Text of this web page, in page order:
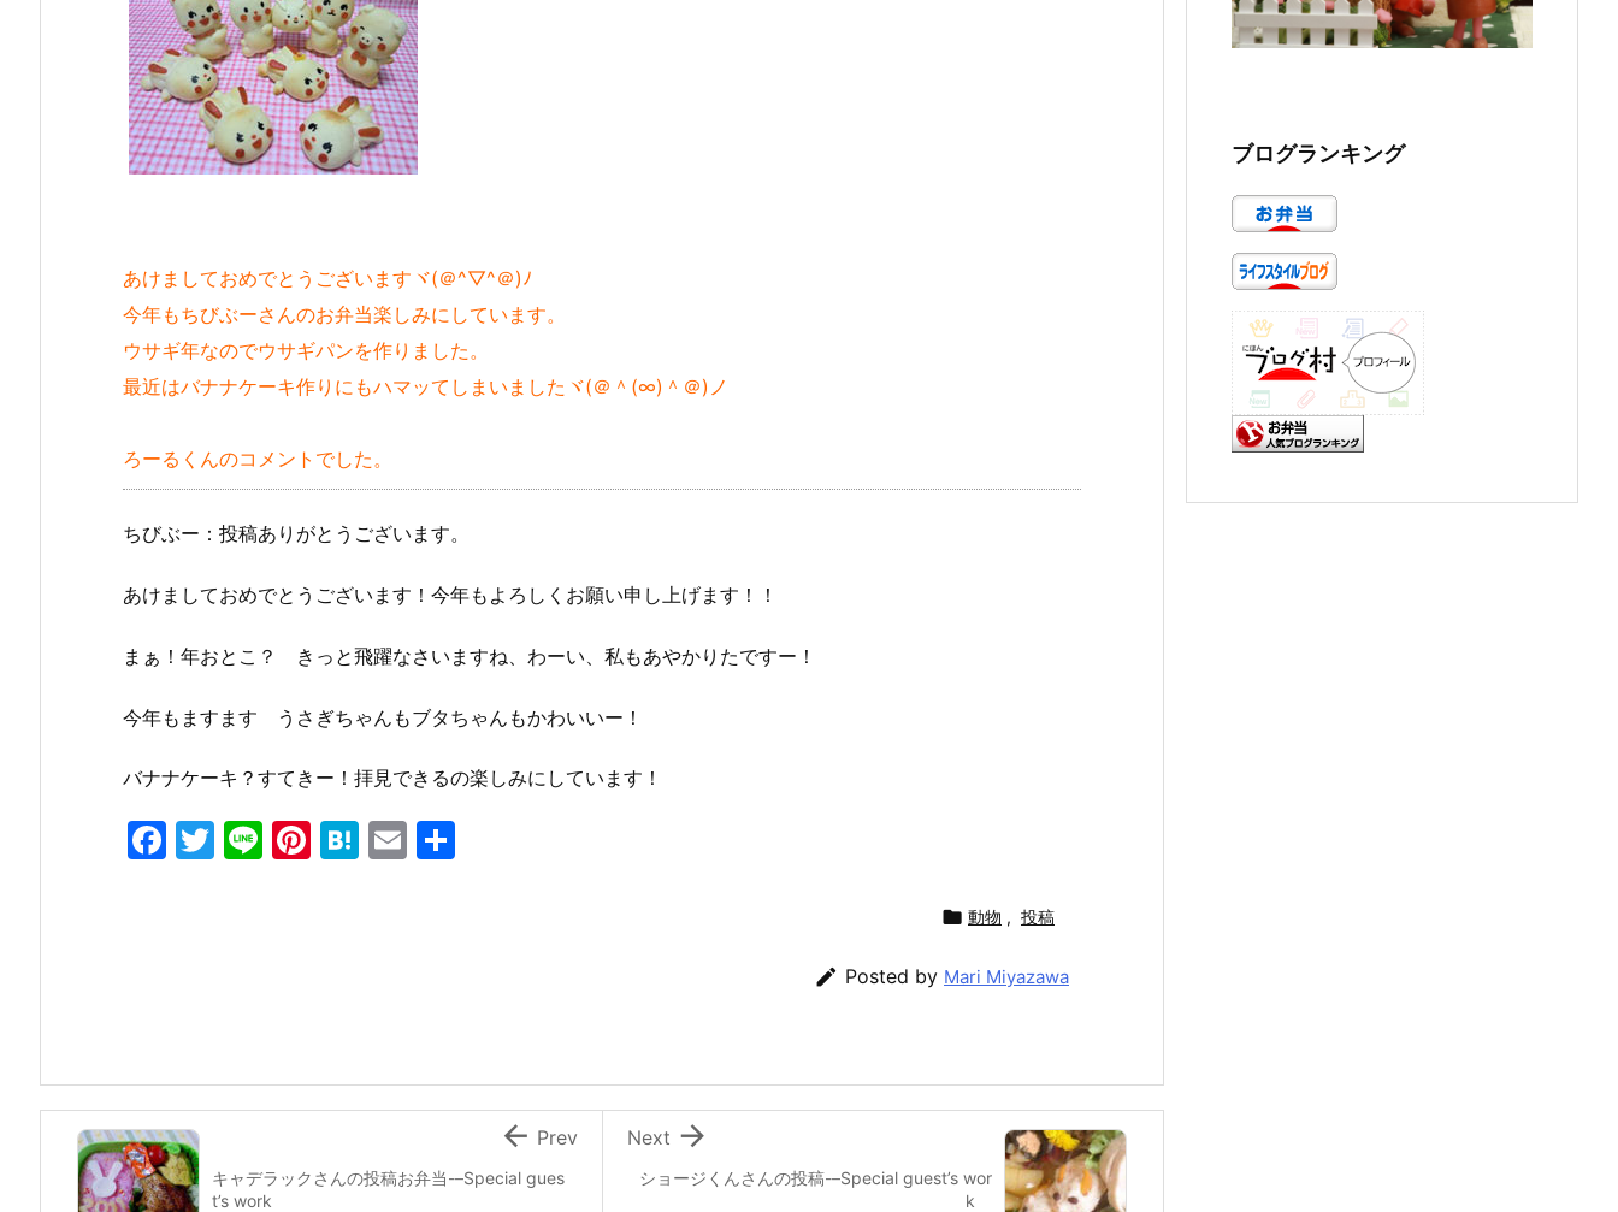
あけましておめでとうございますヾ(＠^▽^＠)ﾉ
今年もちびぶーさんのお弁当楽しみにしています。
ウサギ年なのでウサギパンを作りました。
最近はバナナケーキ作りにもハマッてしまいましたヾ(＠＾(∞)＾＠)ノ
ろーるくんのコメントでした。
ちびぶー：投稿ありがとうございます。
あけましておめでとうございます！今年もよろしくお願い申し上げます！！
まぁ！年おとこ？ きっと飛躍なさいますね、わーい、私もあやかりたですー！
今年もますます うさぎちゃんもブタちゃんもかわいいー！
バナナケーキ？すてきー！拝見できるの楽しみにしています！
F
k
T
Li Pi H
E
 動物 , 投稿
 Posted by Mari Miyazawa
ショージくんさんの投稿-–Special guest’s wor
k

Next
キャデラックさんの投稿お弁当-–Special gues
t’s work
 Prev
ブログランキング